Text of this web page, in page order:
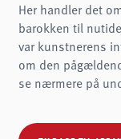
Her handler det
barokken til
var kunstnerens
om den
se nærmere på
Name:
fe_typo3_user
Provider:
museen-flensburg.de